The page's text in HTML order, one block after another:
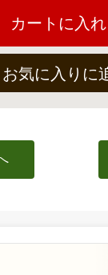
カートに入
お気に入りに